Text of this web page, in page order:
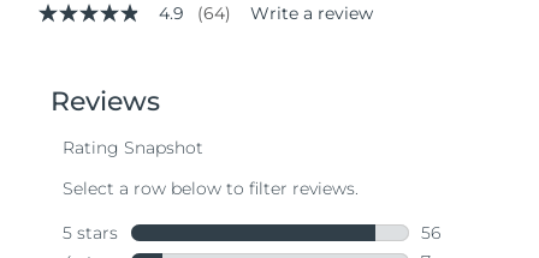
4.9
stars,
average
value.
Same
page
4.9 (64) Write a review